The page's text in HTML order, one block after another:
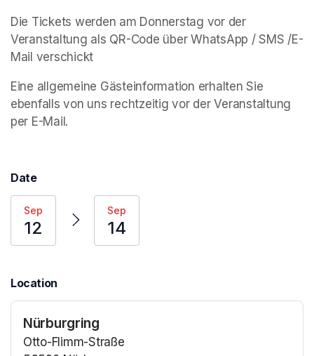
Die Tickets werden am Donnerstag vor der
Veranstaltung als QR-Code über WhatsApp / SMS /E-
Mail verschickt
Eine allgemeine Gästeinformation erhalten Sie
ebenfalls von uns rechtzeitig vor der Veranstaltung
per E-Mail.
Date
Sep
12
Sep
14
Location
Nürburgring
Otto-Flimm-Straße